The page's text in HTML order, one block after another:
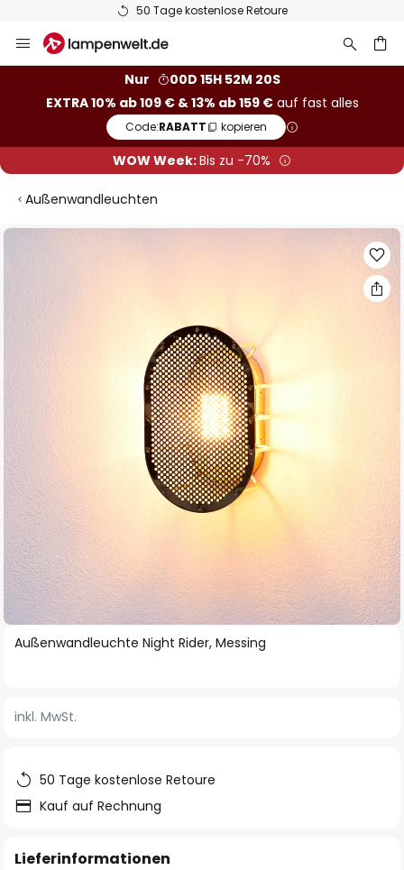
50 Tage kostenlose Retoure
Inhalt
Nur
00D 15H 52M 20S
EXTRA 10% ab 109 € & 13% ab 159 €auf fast alles
Code:RABATT kopieren
WOW Week:Bis zu -70%
Außenwandleuchten
Zum
Bildgalerie
springen
Zum
springen
Außenwandleuchte Night Rider, Messing
inkl. MwSt.
50 Tage kostenlose Retoure
Kauf auf Rechnung
Lieferinformationen